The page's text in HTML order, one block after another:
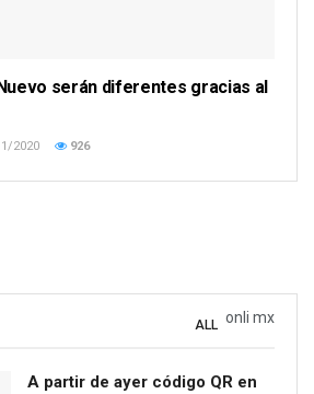
serán diferentes gracias al
2020 926
ALL onli mx
A partir de ayer código QR en